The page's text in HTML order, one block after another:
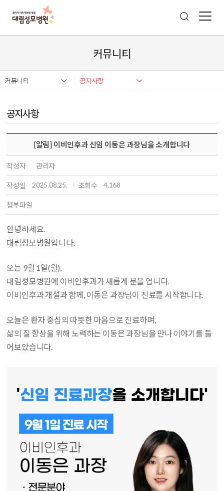
커뮤니티
커뮤니티 공지사항
공지사항
[알림] 이비인후과 신임 이동은 과장님을 소개합니다
작성자 관리자
작성일 2025.08.25. 조회수 4,168
첨부파일
안녕하세요.
대림성모병원입니다.
오는 9월 1일(월),
대림성모병원에 이비인후과가 새롭게 문을 엽니다.
이비인후과 개설과 함께, 이동은 과장님이 진료를 시작합니다.
오늘은 환자 중심의 따뜻한 마음으로 진료하며,
삶의 질 향상을 위해 노력하는 이동은 과장님을 만나 이야기를 들
어보았습니다.